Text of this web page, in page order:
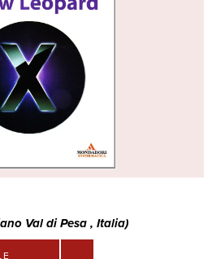
Val di Pesa , Italia)